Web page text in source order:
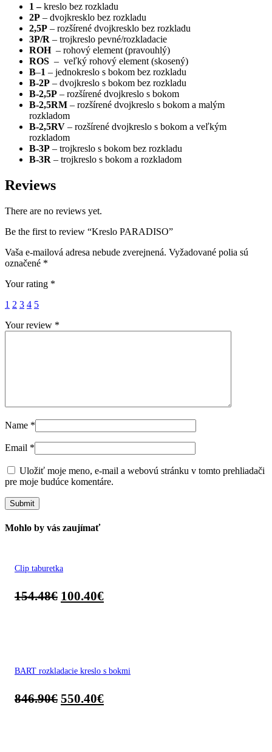
1 –kreslo bez rozkladu
2P – dvojkresklo bez rozkladu
2,5P – rozšírené dvojkresklo bez rozkladu
3P/R – trojkreslo pevné/rozkladacie
ROH – rohový element (pravouhlý)
ROS – veľký rohový element (skosený)
B–1 – jednokreslo s bokom bez rozkladu
B-2P – dvojkreslo s bokom bez rozkladu
B-2,5P – rozšírené dvojkreslo s bokom
B-2,5RM – rozšírené dvojkreslo s bokom a malým
rozkladom
B-2,5RV – rozšírené dvojkreslo s bokom a veľkým
rozkladom
B-3P – trojkreslo s bokom bez rozkladu
B-3R – trojkreslo s bokom a rozkladom
Reviews
There are no reviews yet.
Be the first to review “Kreslo PARADISO”
Vaša e-mailová adresa nebude zverejnená. Vyžadované polia sú
označené *
Your rating *
1 2 3 4 5
Your review *
Name *
Email *
Uložiť moje meno, e-mail a webovú stránku v tomto prehliadači
pre moje budúce komentáre.
Mohlo by vás zaujímať
Clip taburetka
154.48€ 100.40€
BART rozkladacie kreslo s bokmi
846.90€ 550.40€